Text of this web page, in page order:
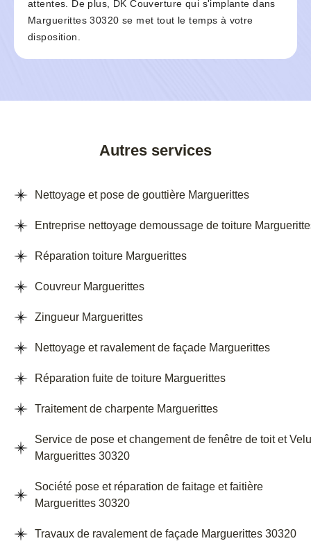
attentes. De plus, DK Couverture qui s'implante dans
Marguerittes 30320 se met tout le temps à votre
disposition.
Autres services
Nettoyage et pose de gouttière Marguerittes
Entreprise nettoyage demoussage de toiture
Réparation toiture Marguerittes
Couvreur Marguerittes
Zingueur Marguerittes
Nettoyage et ravalement de façade Marguerittes
Réparation fuite de toiture Marguerittes
Traitement de charpente Marguerittes
Service de pose et changement de fenêtre de toit et
Marguerittes 30320
Société pose et réparation de faitage et faitière
Marguerittes 30320
Travaux de ravalement de façade Marguerittes 30320